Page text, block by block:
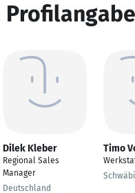
Dilek Kleber
Regional Sales
Manager
Deutschland
Timo